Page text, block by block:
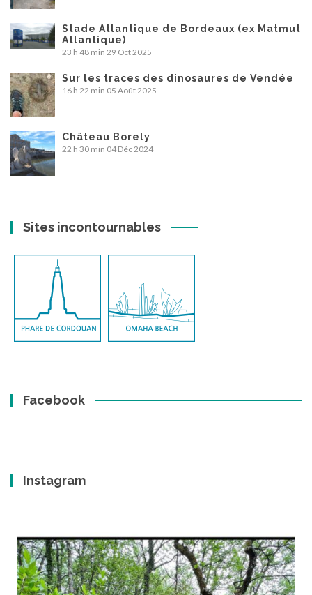
Stade Atlantique de Bordeaux (ex Matmut
Atlantique)
23 h 48 min 29 Oct 2025
Sur les traces des dinosaures de Vendée
16 h 22 min 05 Août 2025
Château Borely
22 h 30 min 04 Déc 2024
Sites incontournables
Facebook
Instagram